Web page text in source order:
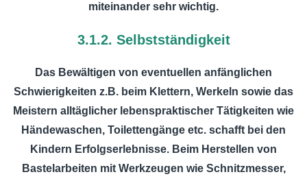
miteinander sehr wichtig.
3.1.2. Selbstständigkeit
Das Bewältigen von eventuellen anfänglichen
Schwierigkeiten z.B. beim Klettern, Werkeln sowie das
Meistern alltäglicher lebenspraktischer Tätigkeiten wie
Händewaschen, Toilettengänge etc. schafft bei den
Kindern Erfolgserlebnisse. Beim Herstellen von
Bastelarbeiten mit Werkzeugen wie Schnitzmesser,